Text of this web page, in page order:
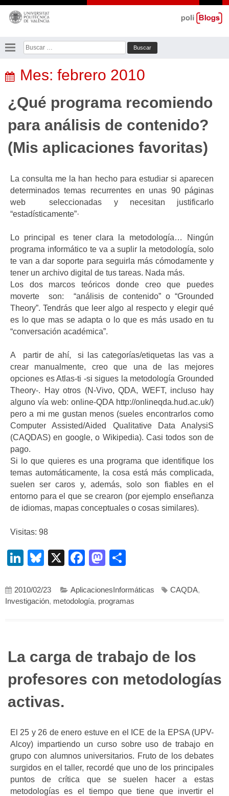
Saltar
contenido
Buscar:
Mes: febrero 2010
¿Qué programa recomiendo
para análisis de contenido?
(Mis aplicaciones favoritas)
La consulta me la han hecho para estudiar si aparecen
determinados temas recurrentes en unas 90 páginas
web seleccionadas y necesitan justificarlo
“estadísticamente”·
Lo principal es tener clara la metodología… Ningún
programa informático te va a suplir la metodología, solo
te van a dar soporte para seguirla más cómodamente y
tener un archivo digital de tus tareas. Nada más.
Los dos marcos teóricos donde creo que puedes
moverte son: “análisis de contenido” o “Grounded
Theory”. Tendrás que leer algo al respecto y elegir qué
es lo que mas se adapta o lo que es más usado en tu
“conversación académica”.
A partir de ahí, si las categorías/etiquetas las vas a
crear manualmente, creo que una de las mejores
opciones es Atlas-ti -si sigues la metodología Grounded
Theory-. Hay otros (N-Vivo, QDA, WEFT, incluso hay
alguno vía web: online-QDA http://onlineqda.hud.ac.uk/)
pero a mi me gustan menos (sueles encontrarlos como
Computer Assisted/Aided Qualitative Data AnalysiS
(CAQDAS) en google, o Wikipedia). Casi todos son de
pago.
Si lo que quieres es una programa que identifique los
temas automáticamente, la cosa está más complicada,
suelen ser caros y, además, solo son fiables en el
entorno para el que se crearon (por ejemplo enseñanza
de idiomas, mapas conceptuales o cosas similares).
Visitas: 98
LinkedIn
Bluesky
X Facebook
Mastodon
2010/02/23 AplicacionesInformáticas CAQDA,
Investigación, metodología, programas
La carga de trabajo de los
profesores con metodologías
activas.
El 25 y 26 de enero estuve en el ICE de la EPSA (UPV-
Alcoy) impartiendo un curso sobre uso de trabajo en
grupo con alumnos universitarios. Fruto de los debates
surgidos en el taller, recordé que uno de los principales
puntos de crítica que se suelen hacer a estas
metodologías es el tiempo que tiene que invertir el